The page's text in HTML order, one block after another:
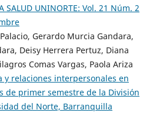
SALUD UNINORTE: Vol. 21 Núm. 2
Gerardo Murcia Gandara,
Deisy Herrera Pertuz, Diana
Comas Vargas, Paola Ariza
y relaciones interpersonales en
de primer semestre de la División
del Norte, Barranquilla